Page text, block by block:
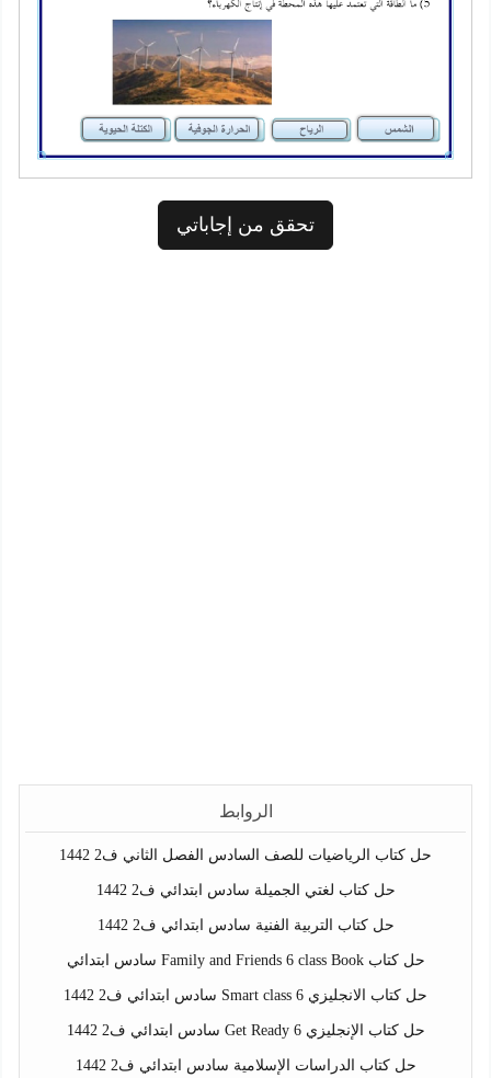
تحقق من إجاباتي
الروابط
حل كتاب الرياضيات للصف السادس الفصل الثاني ف2 1442
حل كتاب لغتي الجميلة سادس ابتدائي ف2 1442
حل كتاب التربية الفنية سادس ابتدائي ف2 1442
حل كتاب Family and Friends 6 class Book سادس ابتدائي
حل كتاب الانجليزي Smart class 6 سادس ابتدائي ف2 1442
حل كتاب الإنجليزي Get Ready 6 سادس ابتدائي ف2 1442
حل كتاب الدراسات الإسلامية سادس ابتدائي ف2 1442